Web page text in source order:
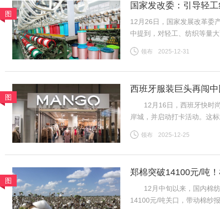
图
国家发改委：引导轻
12月26日，国家发展改革委
中提到，对轻工、纺织等量
吸纳就业等方面发挥着重要
领布 2025-12-31
图
西班牙服装巨头再闯
12月16日，西班牙快时尚
岸城，并启动打卡活动。
20世纪80年代初，西班牙开
领布 2025-12-25
图
郑棉突破14100元/吨
地市场
12月中旬以来，国内棉纺
14100元/吨关口，带动棉纱